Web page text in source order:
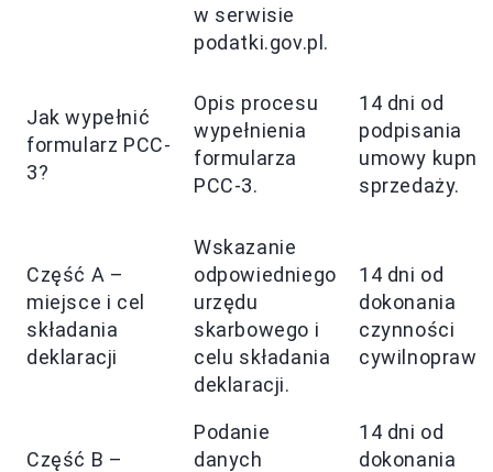
w serwisie
podatki.gov.pl.
Jak wypełnić
formularz PCC-
3?
Opis procesu
wypełnienia
formularza
PCC-3.
14 dni od
podpisania
umowy
sprzedaży.
Część A –
miejsce i cel
składania
deklaracji
Wskazanie
odpowiedniego
urzędu
skarbowego i
celu składania
deklaracji.
14 dni od
dokonania
czynności
Część B –
Podanie
danych
14 dni od
dokonania